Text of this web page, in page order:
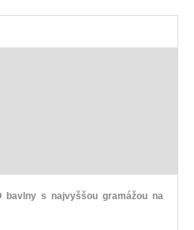
bavlny s najvyššou gramážou na